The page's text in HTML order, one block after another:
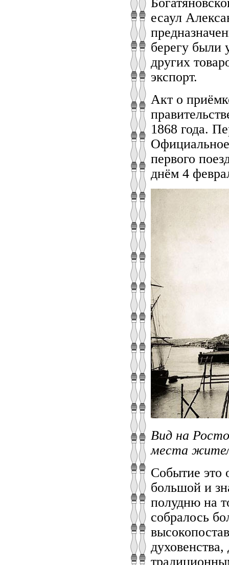
есаул
берегу были
других
экспорт.
Акт о
1868 года.
Официальное
первого
днём 4
Вид на
места
Событие это
большой и
полудню на
собралось